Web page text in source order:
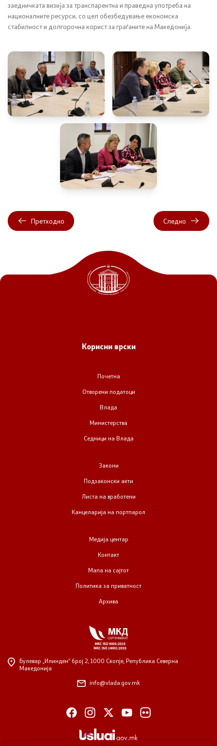
Изјава за пристапност
Со еден клик до сите услуги
заедничката визија за транспарентна и праведна употреба на
националните ресурси, со цел обезбедување економска
стабилност и долгорочна корист за граѓаните на Македонија.
Претходно Следно
Корисни врски
Почетна
Отворени податоци
Влада
Министерства
Седници на Влада
Закони
Подзаконски акти
Листа на вработени
Канцеларија на портпарол
Медија центар
Контакт
Мапа на сајтот
Политика за приватност
Архива
Булевар „Илинден“ број 2,1000 Скопје, Република Северна
Македонија
info@vlada.gov.mk